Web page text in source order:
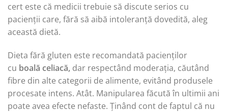
cert este că medicii trebuie să discute serios cu
pacienții care, fără să aibă intoleranță dovedită, aleg
această dietă.
Dieta fără gluten este recomandată pacienților
cu boală celiacă, dar respectând moderația, căutând
fibre din alte categorii de alimente, evitând produsele
procesate intens. Atât. Manipularea făcută în ultimii ani
poate avea efecte nefaste. Ținând cont de faptul că nu